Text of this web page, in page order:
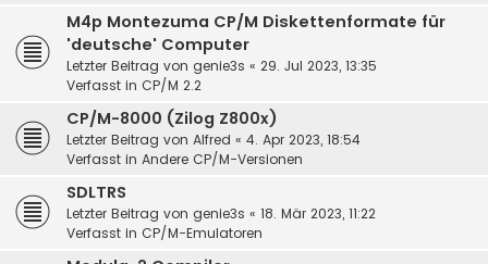
M4p Montezuma CP/M Diskettenformate für
'deutsche' Computer
Letzter Beitrag von genie3s « 29. Jul 2023, 13:35
Verfasst in CP/M 2.2
CP/M-8000 (Zilog Z800x)
Letzter Beitrag von Alfred « 4. Apr 2023, 18:54
Verfasst in Andere CP/M-Versionen
SDLTRS
Letzter Beitrag von genie3s « 18. Mär 2023, 11:22
Verfasst in CP/M-Emulatoren